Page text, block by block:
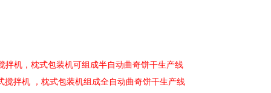
机，枕式包装机可组成半自动曲奇饼干生产线
拌机 ，枕式包装机组成全自动曲奇饼干生产线